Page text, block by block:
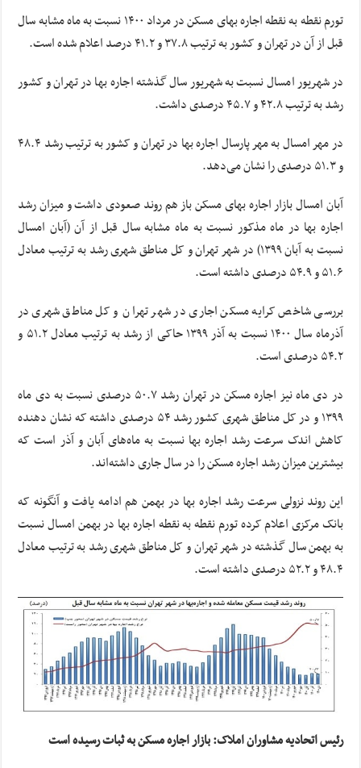
تورم نقطه به نقطه اجاره بهای مسکن در مرداد ۱۴۰۰ نسبت به ماه مشابه سال
قبل از آن در تهران و کشور به ترتیب ۳۷.۸ و ۴۱.۲ درصد اعلام شده است.
در شهریور امسال نسبت به شهریور سال گذشته اجاره بها در تهران و کشور
رشد به ترتیب ۴۲.۸ و ۴۵.۷ درصدی داشت.
در مهر امسال به مهر پارسال اجاره بها در تهران و کشور به ترتیب رشد ۴۸.۴
و ۵۱.۳ درصدی را نشان می‌دهد.
آبان امسال بازار اجاره بهای مسکن باز هم روند صعودی داشت و میزان رشد
اجاره بها در ماه مذکور نسبت به ماه مشابه سال قبل از آن (آبان امسال
نسبت به آبان ۱۳۹۹) در شهر تهران و کل مناطق شهری رشد به ترتیب معادل
۵۱.۶ و ۵۴.۹ درصدی داشته است.
بررسی شاخص کرایه مسکن اجاری در شهر تهران و کل مناطق شهری در
آذرماه سال ۱۴۰۰ نسبت به آذر ۱۳۹۹ حاکی از رشد به ترتیب معادل ۵۱.۲ و
۵۴.۲ درصدی است.
در دی ماه نیز اجاره مسکن در تهران رشد ۵۰.۷ درصدی نسبت به دی ماه
۱۳۹۹ و در کل مناطق شهری کشور رشد ۵۴ درصدی داشته که نشان دهنده
کاهش اندک سرعت رشد اجاره بها نسبت به ماه‌های آبان و آذر است که
بیشترین میزان رشد اجاره مسکن را در سال جاری داشته‌اند.
این روند نزولی سرعت رشد اجاره بها در بهمن هم ادامه یافت و آنگونه که
بانک مرکزی اعلام کرده تورم نقطه به نقطه اجاره بها در بهمن امسال نسبت
به بهمن سال گذشته در شهر تهران و کل مناطق شهری رشد به ترتیب معادل
۴۸.۴ و ۵۲.۲ درصدی داشته است.
رئیس اتحادیه مشاوران املاک: بازار اجاره مسکن به ثبات رسیده است